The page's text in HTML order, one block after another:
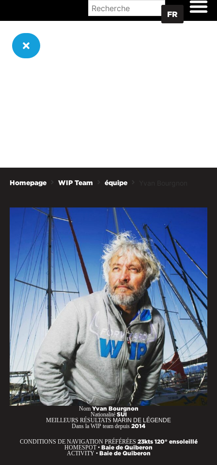
FR
Homepage WIP Team équipe
Nom Yvan Bourgnon
Nationalité SUI
MEILLEURS RÉSULTATS MARIN DE LÉGENDE
Dans la WIP team depuis 2014
CONDITIONS DE NAVIGATION PRÉFÉRÉES 23kts 120° ensoleillé
HOMESPOT • Baie de Quiberon
ACTIVITY • Baie de Quiberon